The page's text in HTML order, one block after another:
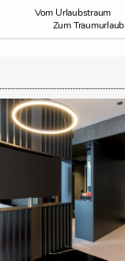
Vom Urlaubstraum
Zum Traumurlaub
REISEIDEEN